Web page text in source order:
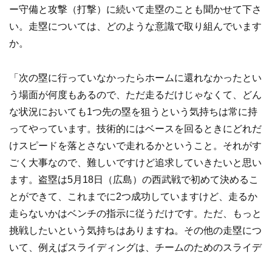
ー守備と攻撃（打撃）に続いて走塁のことも聞かせて下さ
い。走塁については、どのような意識で取り組んでいます
か。
「次の塁に行っていなかったらホームに還れなかったとい
う場面が何度もあるので、ただ走るだけじゃなくて、どん
な状況においても1つ先の塁を狙うという気持ちは常に持
ってやっています。技術的にはベースを回るときにどれだ
けスピードを落とさないで走れるかということ。それがす
ごく大事なので、難しいですけど追求していきたいと思い
ます。盗塁は5月18日（広島）の西武戦で初めて決めるこ
とができて、これまでに2つ成功していますけど、走るか
走らないかはベンチの指示に従うだけです。ただ、もっと
挑戦したいという気持ちはありますね。その他の走塁につ
いて、例えばスライディングは、チームのためのスライデ